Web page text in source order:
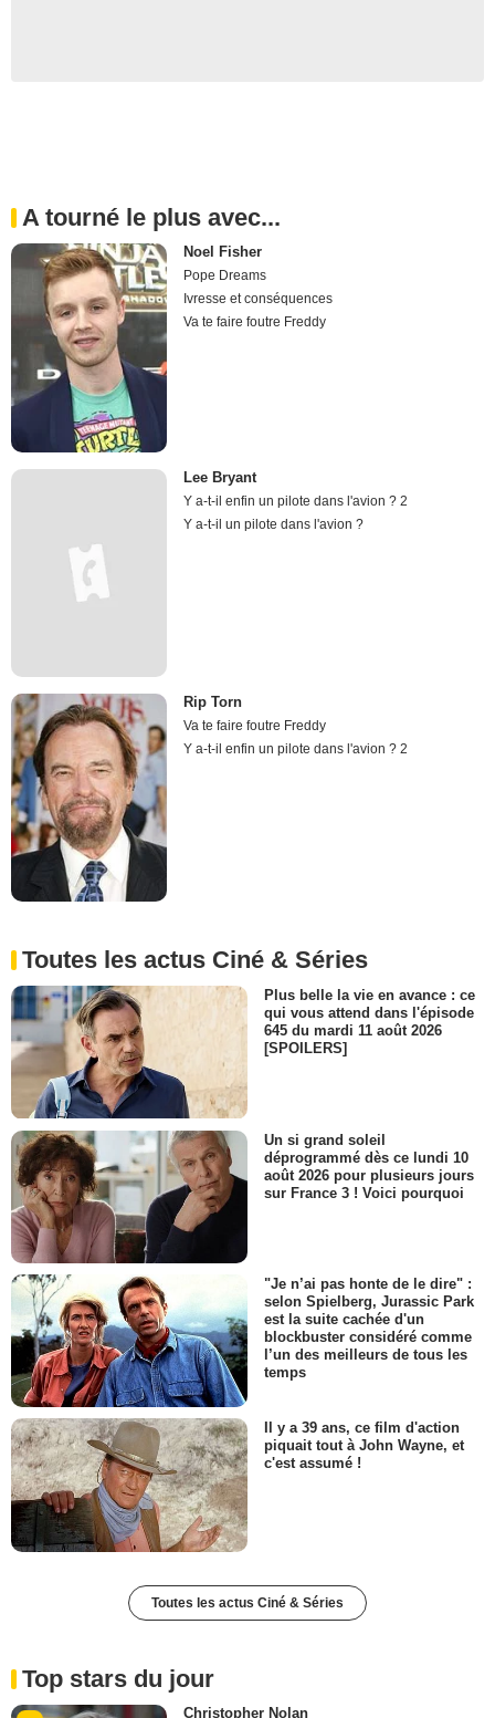
A tourné le plus avec...
Noel Fisher
Pope Dreams
Ivresse et conséquences
Va te faire foutre Freddy
Lee Bryant
Y a-t-il enfin un pilote dans l'avion ? 2
Y a-t-il un pilote dans l'avion ?
Rip Torn
Va te faire foutre Freddy
Y a-t-il enfin un pilote dans l'avion ? 2
Toutes les actus Ciné & Séries
Plus belle la vie en avance : ce
qui vous attend dans l'épisode
645 du mardi 11 août 2026
[SPOILERS]
Un si grand soleil
déprogrammé dès ce lundi 10
août 2026 pour plusieurs jours
sur France 3 ! Voici pourquoi
"Je n’ai pas honte de le dire" :
selon Spielberg, Jurassic Park
est la suite cachée d'un
blockbuster considéré comme
l’un des meilleurs de tous les
temps
Il y a 39 ans, ce film d'action
piquait tout à John Wayne, et
c'est assumé !
Toutes les actus Ciné & Séries
Top stars du jour
Christopher Nolan